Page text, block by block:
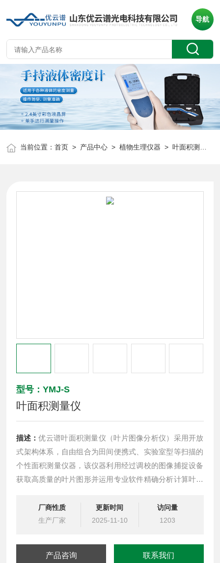
导航
当前位置：首页 > 产品中心 >植物生理仪器 >叶面积测定仪
型号：YMJ-S
叶面积测量仪
描述：优云谱叶面积测量仪（叶片图像分析仪）采用开放
式架构体系，自由组合为田间便携式、实验室型等扫描的
个性面积测量仪器，该仪器利用经过调校的图像捕捉设备
获取高质量的叶片图形并运用专业软件精确分析计算叶片
学、植物病理学、农学、园艺和林学等学科，可进行形态
学、植物病理学研究
厂商性质
生产厂家
更新时间
2025-11-10
访问量
1203
产品咨询 联系我们